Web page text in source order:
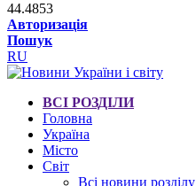
44.4853
Авторизація
Пошук
RU
ВСІ РОЗДІЛИ
Головна
Україна
Місто
Світ
Всі новини розділу